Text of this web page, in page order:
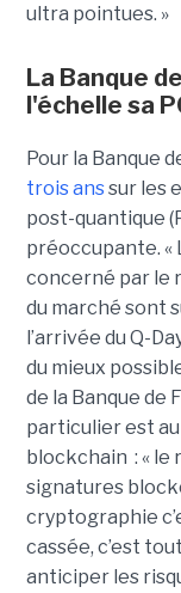
ultra pointues. »
La Banque
l'échelle sa
Pour la Banque
trois anssur les
post-quantique
préoccupante.
concerné par le
du marché sont
l’arrivée du Q-
du mieux
de la Banque de
particulier est
blockchain : « le
signatures
cryptographie
cassée, c’est
anticiper les